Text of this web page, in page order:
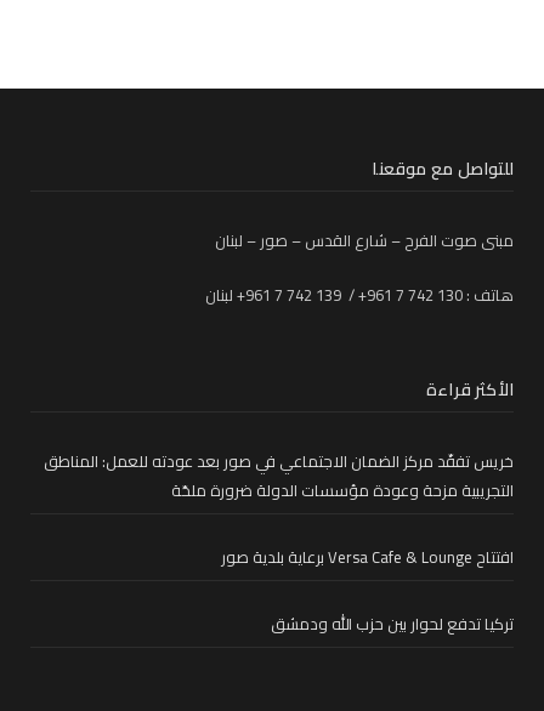
للتواصل مع موقعنا
مبنى صوت الفرح – شارع القدس – صور – لبنان
هاتف : 130 742 7 961+ / 139 742 7 961+ لبنان
الأكثر قراءة
خريس تفقّد مركز الضمان الاجتماعي في صور بعد عودته للعمل: المناطق
التجريبية مزحة وعودة مؤسسات الدولة ضرورة ملحّة
افتتاح Versa Cafe & Lounge برعاية بلدية صور
تركيا تدفع لحوار بين حزب الله ودمشق